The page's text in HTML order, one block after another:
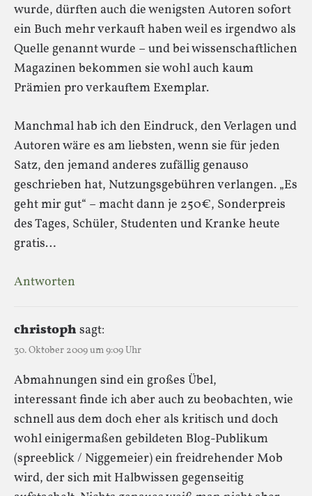
wurde, dürften auch die wenigsten Autoren sofort
ein Buch mehr verkauft haben weil es irgendwo als
Quelle genannt wurde – und bei wissenschaftlichen
Magazinen bekommen sie wohl auch kaum
Prämien pro verkauftem Exemplar.
Manchmal hab ich den Eindruck, den Verlagen und
Autoren wäre es am liebsten, wenn sie für jeden
Satz, den jemand anderes zufällig genauso
geschrieben hat, Nutzungsgebühren verlangen. „Es
geht mir gut“ – macht dann je 250€, Sonderpreis
des Tages, Schüler, Studenten und Kranke heute
gratis…
Antworten
christoph sagt:
30. Oktober 2009 um 9:09 Uhr
Abmahnungen sind ein großes Übel,
interessant finde ich aber auch zu beobachten, wie
schnell aus dem doch eher als kritisch und doch
wohl einigermaßen gebildeten Blog-Publikum
(spreeblick / Niggemeier) ein freidrehender Mob
wird, der sich mit Halbwissen gegenseitig